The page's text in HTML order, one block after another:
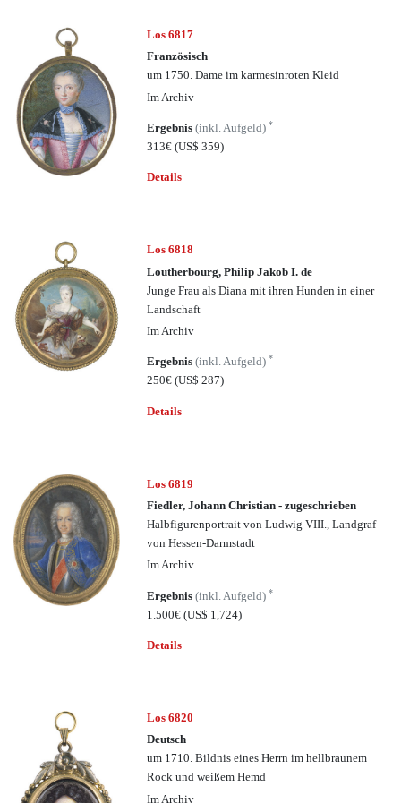
Los 6817
Französisch
um 1750. Dame im karmesinroten Kleid
Im Archiv
Ergebnis(inkl. Aufgeld)*
313€(US$ 359)
Details
Los 6818
Loutherbourg, Philip Jakob I. de
Junge Frau als Diana mit ihren Hunden in einer
Landschaft
Im Archiv
Ergebnis(inkl. Aufgeld)*
250€(US$ 287)
Details
Los 6819
Fiedler, Johann Christian - zugeschrieben
Halbfigurenportrait von Ludwig VIII., Landgraf
von Hessen-Darmstadt
Im Archiv
Ergebnis(inkl. Aufgeld)*
1.500€(US$ 1,724)
Details
Los 6820
Deutsch
um 1710. Bildnis eines Herrn im hellbraunem
Rock und weißem Hemd
Im Archiv